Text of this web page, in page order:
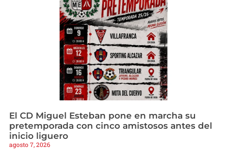
El CD Miguel Esteban pone en marcha su
pretemporada con cinco amistosos antes del
inicio liguero
agosto 7, 2026